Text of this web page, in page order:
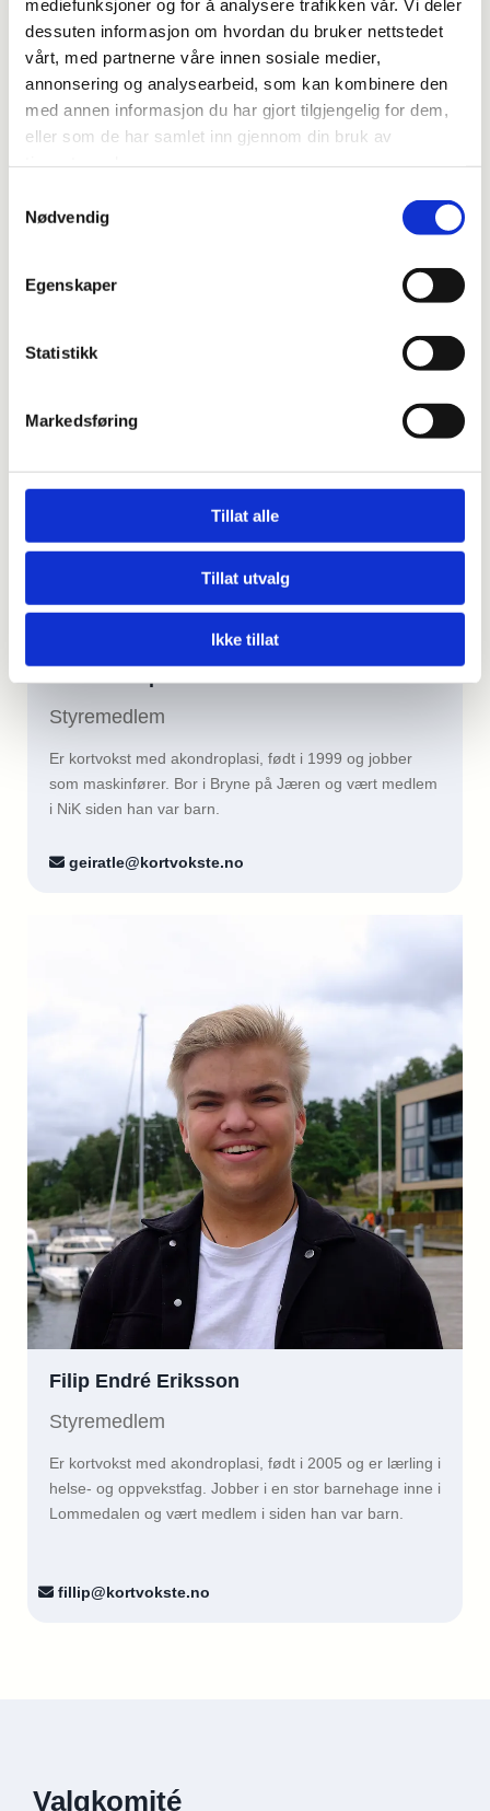
mediefunksjoner og for å analysere trafikken vår. Vi deler
dessuten informasjon om hvordan du bruker nettstedet
vårt, med partnerne våre innen sosiale medier,
annonsering og analysearbeid, som kan kombinere den
med annen informasjon du har gjort tilgjengelig for dem,
eller som de har samlet inn gjennom din bruk av
Nødvendig
Egenskaper
Statistikk
Markedsføring
Tillat alle
Tillat utvalg
Ikke tillat
Styremedlem
Født 1974, bor i Oslo, har to barn, hvor en er født i 2009
med akondroplasi. Jobber som lederassistent i Schibsted.
Medlem i NiK siden 2010.
Styremedlem
Er kortvokst med akondroplasi, født i 1999 og jobber
som maskinfører. Bor i Bryne på Jæren og vært medlem
i NiK siden han var barn.
 geiratle@kortvokste.no
Filip Endré Eriksson
Styremedlem
Er kortvokst med akondroplasi, født i 2005 og er lærling i
helse- og oppvekstfag. Jobber i en stor barnehage inne i
Lommedalen og vært medlem i siden han var barn.
 fillip@kortvokste.no
Valgkomité